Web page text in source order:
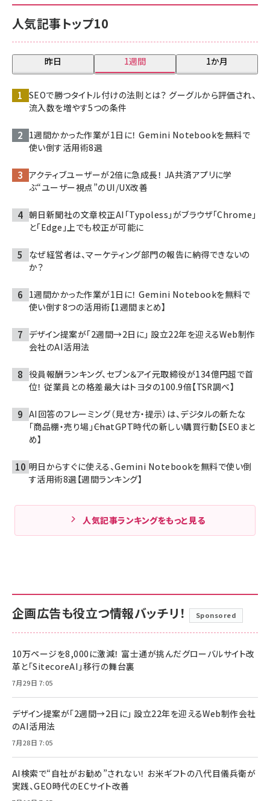
人気記事トップ10
昨日 1週間 1か月
SEOで勝つタイトル付けの法則とは？ グーグルから評価され、
流入数を増やす5つの条件
1週間かかった作業が1日に！ Gemini Notebookを無料で
使い倒す活用術8選
アクティブユーザーが2倍に急成長！ JA共済アプリに学
ぶ“ユーザー視点”のUI/UX改善
朝日新聞社の文章校正AI「Typoless」がブラウザ「Chrome」
と「Edge」上でも校正が可能に
なぜ経営者は、マーケティング部門の報告に納得できないの
か？
1週間かかった作業が1日に！ Gemini Notebookを無料で
使い倒す8つの活用術【1週間まとめ】
デザイン提案が「2週間→2日に」 設立22年を迎えるWeb制作
会社のAI活用法
役員報酬ランキング、セブン＆アイ元取締役が134億円超で首
位！ 従業員との格差最大はトヨタの100.9倍【TSR調べ】
AI回答のフレーミング（見せ方・提示）は、デジタルの新たな
「商品棚・売り場」――ChatGPT時代の新しい購買行動【SEOまと
め】
明日からすぐに使える、Gemini Notebookを無料で使い倒
す活用術8選【週間ランキング】
人気記事ランキングをもっと見る
企画広告も役立つ情報バッチリ！ Sponsored
10万ページを8,000に激減！ 富士通が挑んだグローバルサイト改
革と「SitecoreAI」移行の舞台裏
7月29日 7:05
デザイン提案が「2週間→2日に」 設立22年を迎えるWeb制作会社
のAI活用法
7月28日 7:05
AI検索で“自社がお勧め”されない！ お米ギフトの八代目儀兵衛が
実践、GEO時代のECサイト改善